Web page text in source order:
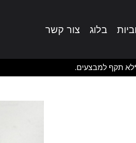
בלוג צור קשר
*לא תקף למבצעים.